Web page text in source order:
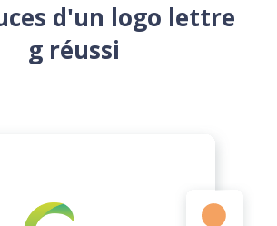
d'un logo lettre
g réussi